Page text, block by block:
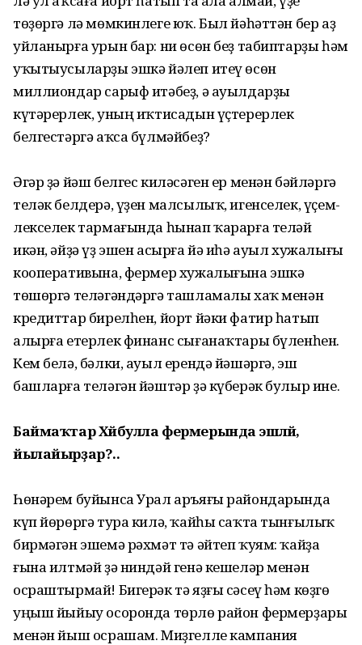
төҙөргә лә мөмкинлеге юҡ. Был йәһәттән бер аҙ
уйланырға урын бар: ни өсөн беҙ табиптарҙы һәм
уҡытыусыларҙы эшкә йәлеп итеү өсөн
миллиондар сарыф итәбеҙ, ә ауылдарҙы
күтәрерлек, уның иҡтисадын үҫтерерлек
белгестәргә аҡса бүлмәйбеҙ?
Әгәр ҙә йәш белгес киләсәген ер менән бәйләргә
теләк белдерә, үҙен малсылыҡ, игенселек, үҫем­
лек­селек тармағында һынап ҡа­рарға теләй
икән, әйҙә үҙ эшен асырға йә иһә ауыл хужалығы
кооперативына, фермер хужалығына эшкә
төшөргә теләгәндәргә ташламалы хаҡ менән
кредиттар би­рел­һен, йорт йәки фатир һатып
алыр­ға етерлек финанс сығанаҡ­тары бүленһен.
Кем белә, бәлки, ауыл ерендә йәшәргә, эш
башларға теләгән йәштәр ҙә күберәк булыр ине.
Баймаҡтар Хәйбулла фермерында эшләй, ә
йылайырҙар?..
Һөнәрем буйынса Урал аръяғы райондарында
күп йөрөргә тура килә, ҡайһы саҡта тынғылыҡ
бирмәгән эшемә рәхмәт тә әйтеп ҡуям: ҡайҙа
ғына илтмәй ҙә ниндәй генә кешеләр менән
осраштырмай! Бигерәк тә яҙғы сәсеү һәм көҙгө
уңыш йыйыу осоронда төрлө район фермерҙары
менән йыш осрашам. Миҙгелле кампания